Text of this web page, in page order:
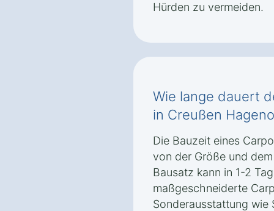
Hürden zu vermeiden.
Wie lange dauert
in Creußen
Die Bauzeit eines
von der Größe und
Bausatz kann in 1-2
maßgeschneiderte
Sonderausstattung wie